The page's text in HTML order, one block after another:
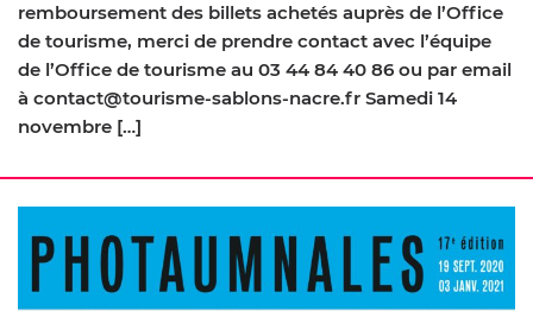
remboursement des billets achetés auprès de l’Office
de tourisme, merci de prendre contact avec l’équipe
de l’Office de tourisme au 03 44 84 40 86 ou par email
à contact@tourisme-sablons-nacre.fr Samedi 14
novembre […]